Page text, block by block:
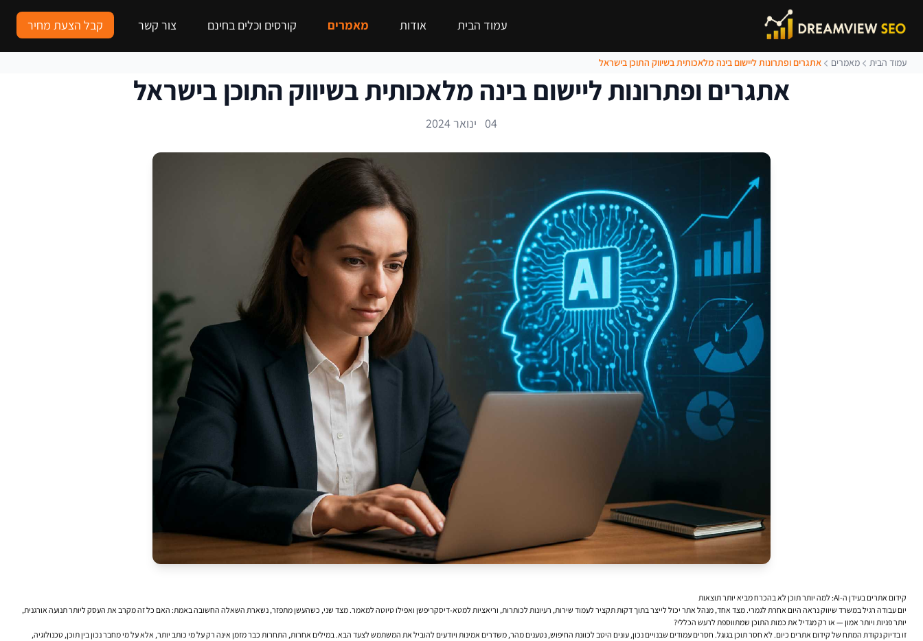
עמוד הבית אודות מאמרים קורסים וכלים בחינם צור קשר קבל הצעת מחיר
עמוד הבית מאמרים אתגרים ופתרונות ליישום בינה מלאכותית בשיווק התוכן בישראל
אתגרים ופתרונות ליישום בינה מלאכותית בשיווק התוכן בישראל
04 ינואר 2024
קידום אתרים בעידן ה-AI: למה יותר תוכן לא בהכרח מביא יותר תוצאות
יום עבודה רגיל במשרד שיווק נראה היום אחרת לגמרי. מצד אחד, מנהל אתר יכול לייצר בתוך דקות תקציר לעמוד שירות, רעיונות לכותרות, וריאציות למטא-דיסקריפשן ואפילו טיוטה למאמר. מצד שני, כשהעשן מתפזר, נשארת השאלה החשובה באמת: האם כל זה מקרב את העסק ליותר תנועה אורגנית,
יותר פניות ויותר אמון — או רק מגדיל את כמות התוכן שמתווספת לרעש הכללי?
זו בדיוק נקודת המתח של קידום אתרים כיום. לא חסר תוכן בגוגל. חסרים עמודים שבנויים נכון, עונים היטב לכוונת החיפוש, נטענים מהר, משדרים אמינות ויודעים להוביל את המשתמש לצעד הבא. במילים אחרות, התחרות כבר מזמן אינה רק על מי כותב יותר, אלא על מי מחבר נכון בין תוכן, טכנולוגיה,